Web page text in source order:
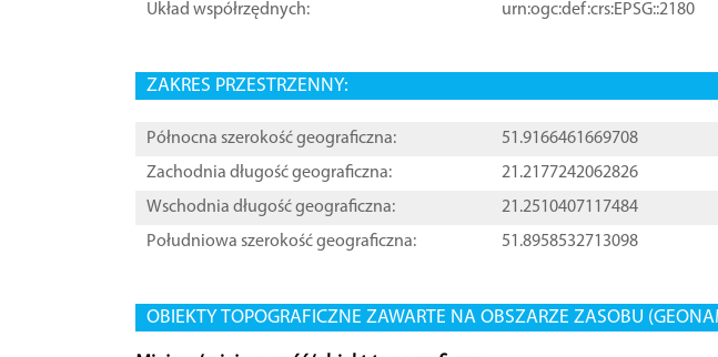
Układ współrzędnych:
urn:ogc:def:crs:EPSG::2180
ZAKRES PRZESTRZENNY:
Północna szerokość geograficzna:
51.9166461669708
Zachodnia długość geograficzna:
21.2177242062826
Wschodnia długość geograficzna:
21.2510407117484
Południowa szerokość geograficzna:
51.8958532713098
OBIEKTY TOPOGRAFICZNE ZAWARTE NA OBSZARZE ZASOBU